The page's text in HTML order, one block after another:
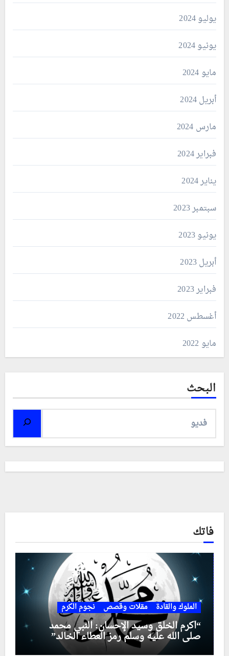
يوليو 2024
يونيو 2024
مايو 2024
أبريل 2024
مارس 2024
فبراير 2024
يناير 2024
سبتمبر 2023
يونيو 2023
أبريل 2023
فبراير 2023
أغسطس 2022
مايو 2022
البحث
فاتك
الملوك والقادة مقلات وقصص نجوم الكرم
“أكرم الخلق وسيد الإحسان: النبي محمد
صلى الله عليه وسلم رمز العطاء الخالد”